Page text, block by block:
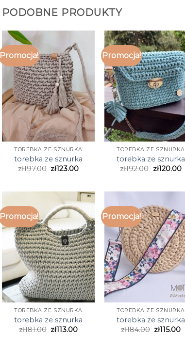
PODOBNE PRODUKTY
Promocja!
TOREBKA ZE SZNURKA
torebka ze sznurka
zł197.00 zł123.00
Promocja!
TOREBKA ZE SZNURKA
torebka ze sznurka
zł192.00 zł120.00
Promocja!
TOREBKA ZE SZNURKA
torebka ze sznurka
zł181.00 zł113.00
Promocja!
TOREBKA ZE SZNURKA
torebka ze sznurka
zł184.00 zł115.00